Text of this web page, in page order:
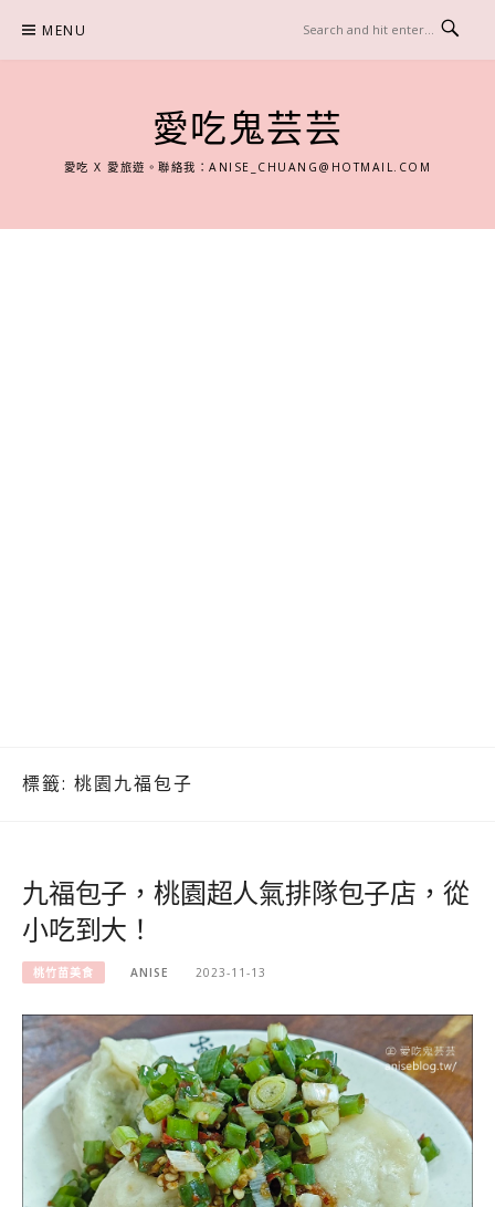
content
MENU
愛吃鬼芸芸
愛吃 X 愛旅遊。聯絡我：ANISE_CHUANG@HOTMAIL.COM
標籤: 桃園九福包子
九福包子，桃園超人氣排隊包子店，從
小吃到大！
桃竹苗美食 ANISE 2023-11-13